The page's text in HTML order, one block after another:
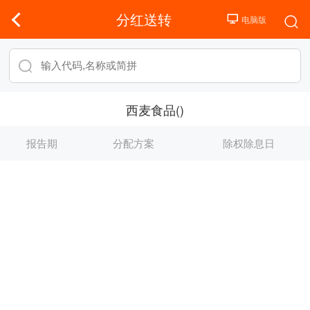
分红送转
西麦食品()
报告期 分配方案 除权除息日